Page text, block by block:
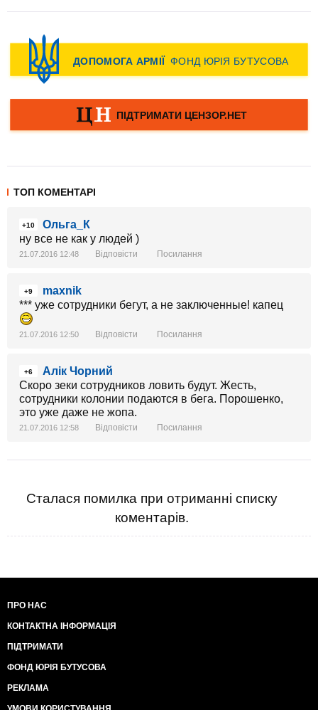
ТОП КОМЕНТАРІ
+10
Ольга_К
ну все не как у людей )
21.07.2016 12:48 Відповісти Посилання
+9
maxnik
*** уже сотрудники бегут, а не заключенные! капец
21.07.2016 12:50 Відповісти Посилання
+6
Алік Чорний
Скоро зеки сотрудников ловить будут. Жесть,
сотрудники колонии подаются в бега. Порошенко,
это уже даже не жопа.
21.07.2016 12:58 Відповісти Посилання
Сталася помилка при отриманні списку
коментарів.
ПРО НАС
КОНТАКТНА ІНФОРМАЦІЯ
ПІДТРИМАТИ
ФОНД ЮРІЯ БУТУСОВА
РЕКЛАМА